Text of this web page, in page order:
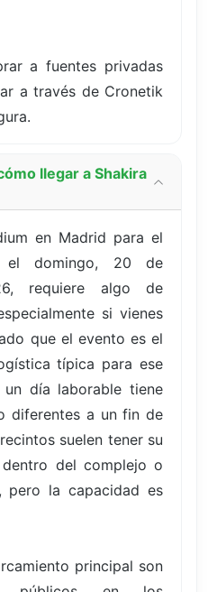
a fuentes privadas
a través de Cronetik
llegar a Shakira
en Madrid para el
el domingo, 20 de
requiere algo de
si vienes
que el evento es el
típica para ese
día laborable tiene
diferentes a un fin de
suelen tener su
del complejo o
pero la capacidad es
principal son